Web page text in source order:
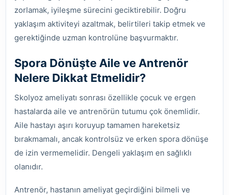
zorlamak, iyileşme sürecini geciktirebilir. Doğru
yaklaşım aktiviteyi azaltmak, belirtileri takip etmek ve
gerektiğinde uzman kontrolüne başvurmaktır.
Spora Dönüşte Aile ve Antrenör
Nelere Dikkat Etmelidir?
Skolyoz ameliyatı sonrası özellikle çocuk ve ergen
hastalarda aile ve antrenörün tutumu çok önemlidir.
Aile hastayı aşırı koruyup tamamen hareketsiz
bırakmamalı, ancak kontrolsüz ve erken spora dönüşe
de izin vermemelidir. Dengeli yaklaşım en sağlıklı
olanıdır.
Antrenör, hastanın ameliyat geçirdiğini bilmeli ve